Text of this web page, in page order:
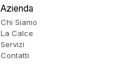
Azienda
Chi Siamo
La Calce
Servizi
Contatti